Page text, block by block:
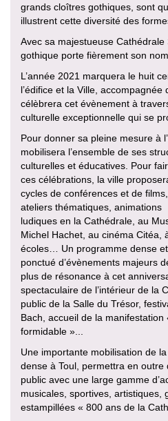
grands cloîtres gothiques, sont
illustrent cette diversité des
Avec sa majestueuse Cathédrale
gothique porte fièrement son nom.
L’année 2021 marquera le huit
l’édifice et la Ville, accompagnée
célèbrera cet évènement à
culturelle exceptionnelle qui se
Pour donner sa pleine mesure à
mobilisera l’ensemble de ses
culturelles et éducatives. Pour
ces célébrations, la ville
cycles de conférences et de
ateliers thématiques, animations
ludiques en la Cathédrale, au
Michel Hachet, au cinéma Citéa,
écoles… Un programme dense
ponctué d’évènements majeurs
plus de résonance à cet
spectaculaire de l’intérieur de la
public de la Salle du Trésor,
Bach, accueil de la
formidable »...
Une importante mobilisation de
dense à Toul, permettra en outre
public avec une large gamme
musicales, sportives, artistiques,
estampillées « 800 ans de la